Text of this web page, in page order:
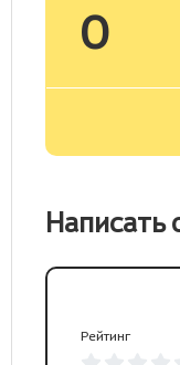
0
Написать
Рейтинг